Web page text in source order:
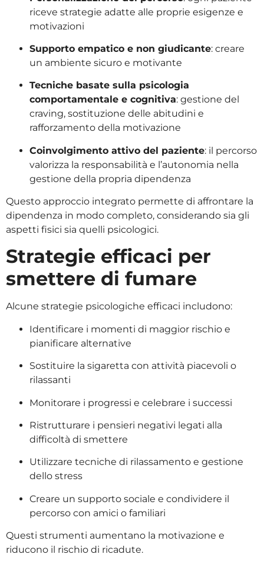
riceve strategie adatte alle proprie esigenze e
motivazioni
Supporto empatico e non giudicante: creare
un ambiente sicuro e motivante
Tecniche basate sulla psicologia
comportamentale e cognitiva: gestione del
craving, sostituzione delle abitudini e
rafforzamento della motivazione
Coinvolgimento attivo del paziente: il percorso
valorizza la responsabilità e l’autonomia nella
gestione della propria dipendenza
Questo approccio integrato permette di affrontare la
dipendenza in modo completo, considerando sia gli
aspetti fisici sia quelli psicologici.
Strategie efficaci per
smettere di fumare
Alcune strategie psicologiche efficaci includono:
Identificare i momenti di maggior rischio e
pianificare alternative
Sostituire la sigaretta con attività piacevoli o
rilassanti
Monitorare i progressi e celebrare i successi
Ristrutturare i pensieri negativi legati alla
difficoltà di smettere
Utilizzare tecniche di rilassamento e gestione
dello stress
Creare un supporto sociale e condividere il
percorso con amici o familiari
Questi strumenti aumentano la motivazione e
riducono il rischio di ricadute.